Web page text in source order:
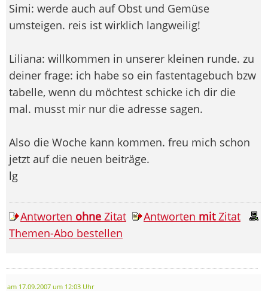
Simi: werde auch auf Obst und Gemüse
umsteigen. reis ist wirklich langweilig!
Liliana: willkommen in unserer kleinen runde. zu
deiner frage: ich habe so ein fastentagebuch bzw
tabelle, wenn du möchtest schicke ich dir die
mal. musst mir nur die adresse sagen.
Also die Woche kann kommen. freu mich schon
jetzt auf die neuen beiträge.
lg
Antworten ohne Zitat Antworten mitZitat
Themen-Abo bestellen
am 17.09.2007 um 12:03 Uhr